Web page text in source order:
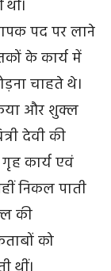
पद पर लाने
के कार्य में
चाहते थे।
और शुक्ल
देवी की
कार्य एवं
निकल पाती
की
को